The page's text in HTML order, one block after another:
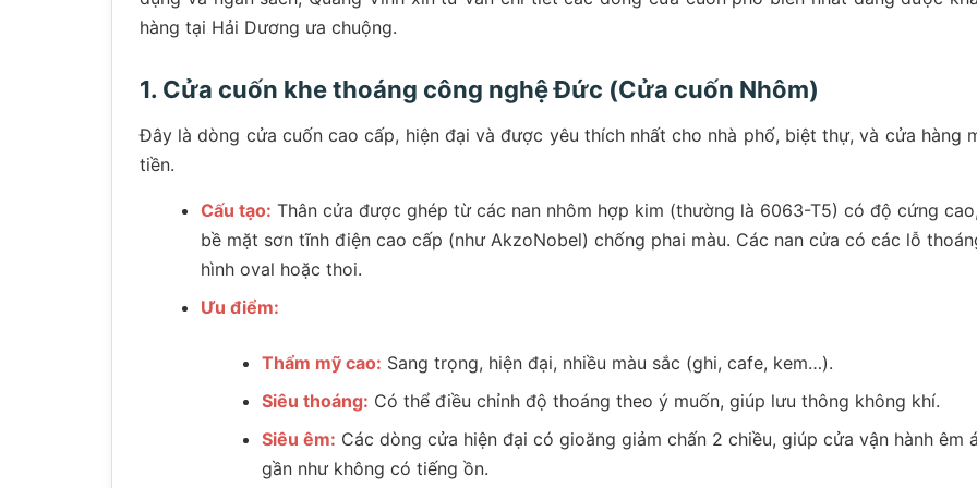
hàng tại Hải Dương ưa chuộng.
1. Cửa cuốn khe thoáng công nghệ Đức (Cửa cuốn Nhôm)
Đây là dòng cửa cuốn cao cấp, hiện đại và được yêu thích nhất cho nhà phố, biệt thự, và cửa hàng
tiền.
Cấu tạo: Thân cửa được ghép từ các nan nhôm hợp kim (thường là 6063-T5) có độ cứng cao,
bề mặt sơn tĩnh điện cao cấp (như AkzoNobel) chống phai màu. Các nan cửa có các lỗ
hình oval hoặc thoi.
Ưu điểm:
Thẩm mỹ cao: Sang trọng, hiện đại, nhiều màu sắc (ghi, cafe, kem…).
Siêu thoáng: Có thể điều chỉnh độ thoáng theo ý muốn, giúp lưu thông không khí.
Siêu êm: Các dòng cửa hiện đại có gioăng giảm chấn 2 chiều, giúp cửa vận hành êm
gần như không có tiếng ồn.